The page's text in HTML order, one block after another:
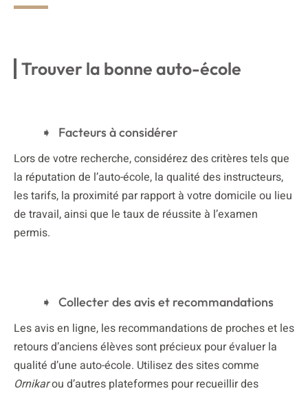
Trouver la bonne auto-école
Facteurs à considérer
Lors de votre recherche, considérez des critères tels que
la réputation de l’auto-école, la qualité des instructeurs,
les tarifs, la proximité par rapport à votre domicile ou lieu
de travail, ainsi que le taux de réussite à l’examen
permis.
Collecter des avis et recommandations
Les avis en ligne, les recommandations de proches et les
retours d’anciens élèves sont précieux pour évaluer la
qualité d’une auto-école. Utilisez des sites comme
Ornikarou d’autres plateformes pour recueillir des